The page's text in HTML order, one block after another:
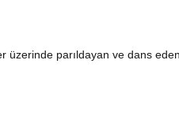
parıldayan ve dans eden